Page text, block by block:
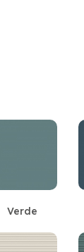
Verde